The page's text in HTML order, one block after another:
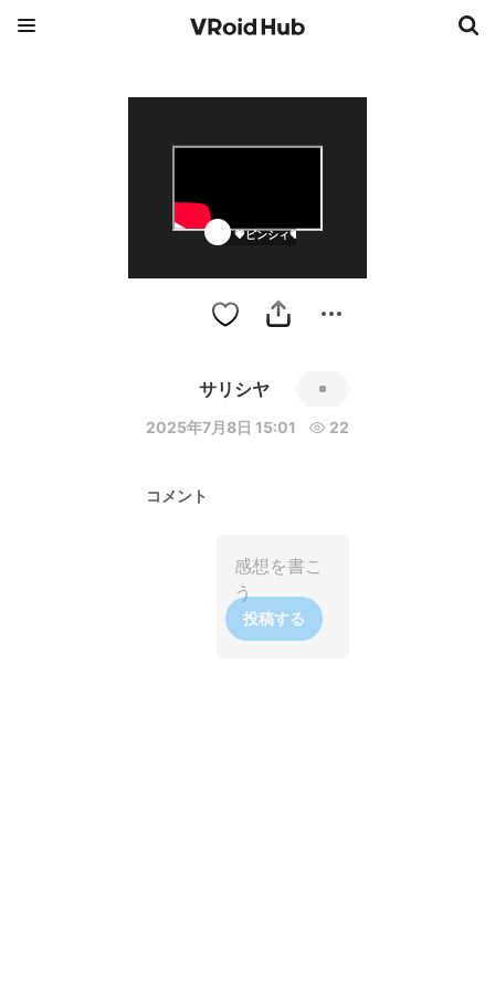
💗ピンシィ💗
サリシヤ
2025年7月8日 15:01 22
コメント
投稿する